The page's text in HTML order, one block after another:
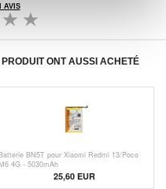
AVIS
ONT AUSSI ACHETÉ
BN5T pour Xiaomi Redmi 13/Poco
4G - 5030mAh
25,60 EUR